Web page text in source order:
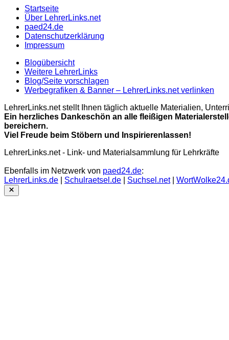
Startseite
Über LehrerLinks.net
paed24.de
Datenschutzerklärung
Impressum
Blogübersicht
Weitere LehrerLinks
Blog/Seite vorschlagen
Werbegrafiken & Banner – LehrerLinks.net verlinken
LehrerLinks.net stellt Ihnen täglich aktuelle Materialien,
Ein herzliches Dankeschön an alle fleißigen
bereichern.
Viel Freude beim Stöbern und Inspirierenlassen!
LehrerLinks.net - Link- und Materialsammlung für Lehrkräfte
Ebenfalls im Netzwerk von paed24.de:
LehrerLinks.de
Schulraetsel.de Suchsel.net|
Close